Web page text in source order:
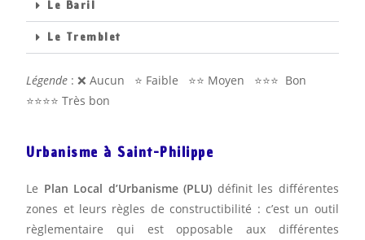
Le Baril
Le Tremblet
Légende : ❌ Aucun ⭐️ Faible ⭐️⭐️ Moyen ⭐️⭐️⭐️ Bon
⭐️⭐️⭐️⭐️ Très bon
Urbanisme à Saint-Philippe
Le Plan Local d’Urbanisme (PLU) définit les différentes
zones et leurs règles de constructibilité : c’est un outil
règlementaire qui est opposable aux différentes